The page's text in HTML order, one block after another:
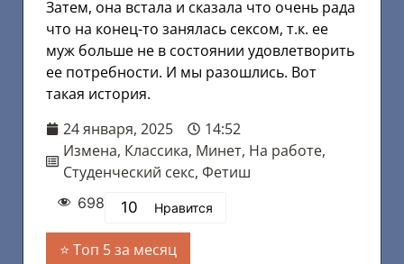
Затем, она встала и сказала что очень рада
что на конец-то занялась сексом, т.к. ее
муж больше не в состоянии удовлетворить
ее потребности. И мы разошлись. Вот
такая история.
24 января, 2025
14:52
Измена, Классика, Минет, На работе,
Студенческий секс, Фетиш
698 10 Нравится
Топ 5 за месяц